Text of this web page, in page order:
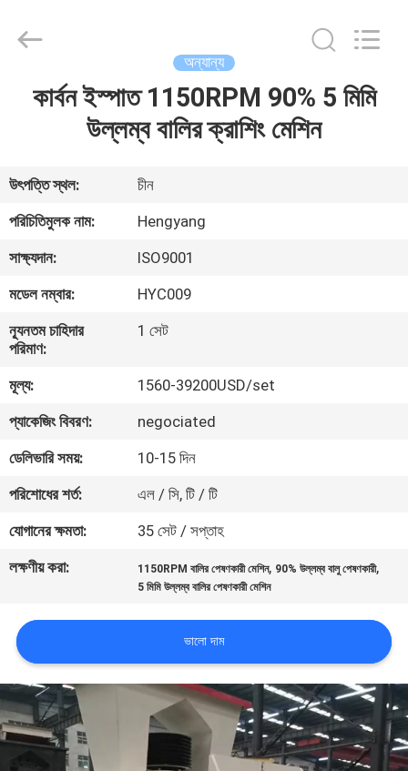
বাড়ি
আমাদের
সম্পর্কে
কারখানা
ভ্রমণ
মান
নিয়ন্ত্রণ
যোগাযোগ
করুন
খবর
মামলা
সাইট
ম্যাপ
Industrial
Reserved.
অন্যান্য
কার্বন ইস্পাত 1150RPM 90% 5 মিমি
উল্লম্ব বালির ক্রাশিং মেশিন
উৎপত্তি স্থল:
চীন
পরিচিতিমুলক নাম:
Hengyang
সাক্ষ্যদান:
ISO9001
মডেল নম্বার:
HYC009
ন্যূনতম চাহিদার
পরিমাণ:
1 সেট
মূল্য:
1560-39200USD/set
প্যাকেজিং বিবরণ:
negociated
ডেলিভারি সময়:
10-15 দিন
পরিশোধের শর্ত:
এল / সি, টি / টি
যোগানের ক্ষমতা:
35 সেট / সপ্তাহ
লক্ষণীয় করা:
1150RPM বালির পেষণকারী মেশিন, 90% উল্লম্ব বালু পেষণকারী,
5 মিমি উল্লম্ব বালির পেষণকারী মেশিন
ভালো দাম